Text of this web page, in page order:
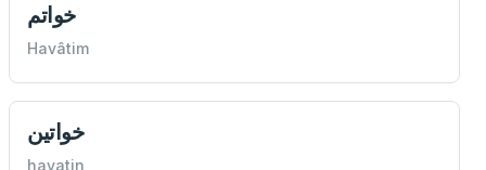
خواتم
Havâtim
خواتين
havatin